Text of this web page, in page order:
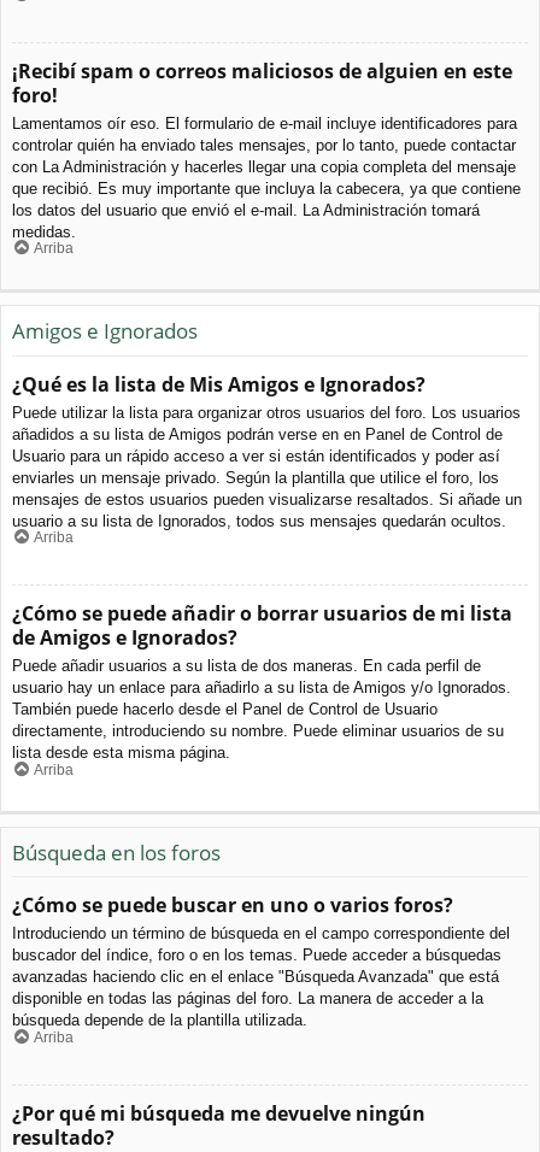
¡Recibí spam o correos maliciosos de alguien en este
foro!
Lamentamos oír eso. El formulario de e-mail incluye identificadores para
controlar quién ha enviado tales mensajes, por lo tanto, puede contactar
con La Administración y hacerles llegar una copia completa del mensaje
que recibió. Es muy importante que incluya la cabecera, ya que contiene
los datos del usuario que envió el e-mail. La Administración tomará
medidas.
Arriba
Amigos e Ignorados
¿Qué es la lista de Mis Amigos e Ignorados?
Puede utilizar la lista para organizar otros usuarios del foro. Los usuarios
añadidos a su lista de Amigos podrán verse en en Panel de Control de
Usuario para un rápido acceso a ver si están identificados y poder así
enviarles un mensaje privado. Según la plantilla que utilice el foro, los
mensajes de estos usuarios pueden visualizarse resaltados. Si añade un
usuario a su lista de Ignorados, todos sus mensajes quedarán ocultos.
Arriba
¿Cómo se puede añadir o borrar usuarios de mi lista
de Amigos e Ignorados?
Puede añadir usuarios a su lista de dos maneras. En cada perfil de
usuario hay un enlace para añadirlo a su lista de Amigos y/o Ignorados.
También puede hacerlo desde el Panel de Control de Usuario
directamente, introduciendo su nombre. Puede eliminar usuarios de su
lista desde esta misma página.
Arriba
Búsqueda en los foros
¿Cómo se puede buscar en uno o varios foros?
Introduciendo un término de búsqueda en el campo correspondiente del
buscador del índice, foro o en los temas. Puede acceder a búsquedas
avanzadas haciendo clic en el enlace "Búsqueda Avanzada" que está
disponible en todas las páginas del foro. La manera de acceder a la
búsqueda depende de la plantilla utilizada.
Arriba
¿Por qué mi búsqueda me devuelve ningún
resultado?